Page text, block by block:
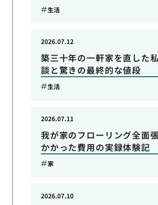
生活
築三十年の一軒家を直した
談と驚きの最終的な値段
2026.07.12
生活
我が家のフローリング全面
かかった費用の実録体験記
2026.07.11
家
2026.07.10